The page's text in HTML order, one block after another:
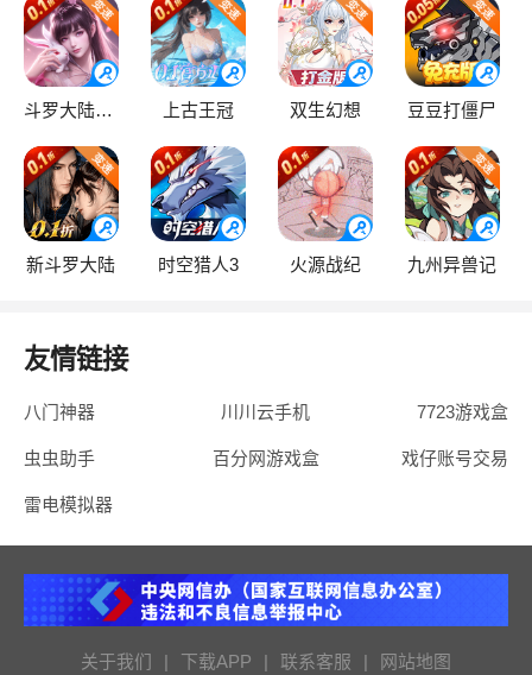
斗罗大陆：逆转时空 上古王冠 双生幻想 豆豆打僵尸
新斗罗大陆 时空猎人3 火源战纪 九州异兽记
友情链接
八门神器 川川云手机 7723游戏盒
虫虫助手 百分网游戏盒 戏仔账号交易
雷电模拟器
关于我们 | 下载APP | 联系客服 | 网站地图